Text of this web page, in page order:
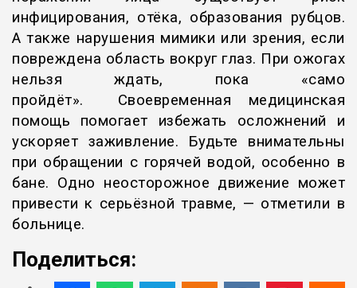
инфицирования, отёка, образования рубцов.
А также нарушения мимики или зрения, если
повреждена область вокруг глаз. При ожогах
нельзя ждать, пока «само
пройдёт». Своевременная медицинская
помощь помогает избежать осложнений и
ускоряет заживление. Будьте внимательны
при обращении с горячей водой, особенно в
бане. Одно неосторожное движение может
привести к серьёзной травме, — отметили в
больнице.
Поделиться: